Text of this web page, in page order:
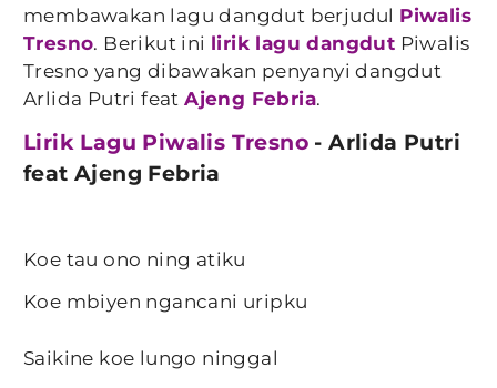
membawakan lagu dangdut berjudul Piwalis
Tresno. Berikut ini lirik lagu dangdut Piwalis
Tresno yang dibawakan penyanyi dangdut
Arlida Putri featAjeng Febria.
Lirik Lagu Piwalis Tresno - Arlida Putri
feat Ajeng Febria
Koe tau ono ning atiku
Koe mbiyen ngancani uripku
Saikine koe lungo ninggal